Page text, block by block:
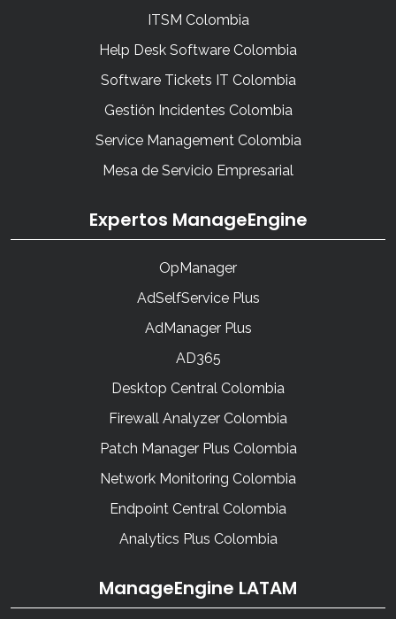
ITSM Colombia
Help Desk Software Colombia
Software Tickets IT Colombia
Gestión Incidentes Colombia
Service Management Colombia
Mesa de Servicio Empresarial
Expertos ManageEngine
OpManager
AdSelfService Plus
AdManager Plus
AD365
Desktop Central Colombia
Firewall Analyzer Colombia
Patch Manager Plus Colombia
Network Monitoring Colombia
Endpoint Central Colombia
Analytics Plus Colombia
ManageEngine LATAM